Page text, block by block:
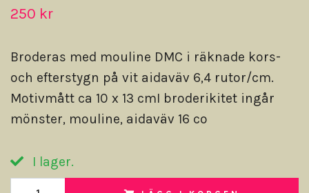
250 kr
Broderas med mouline DMC i räknade kors-
och efterstygn på vit aidaväv 6,4 rutor/cm.
Motivmått ca 10 x 13 cmI broderikitet ingår
mönster, mouline, aidaväv 16 co
I lager.